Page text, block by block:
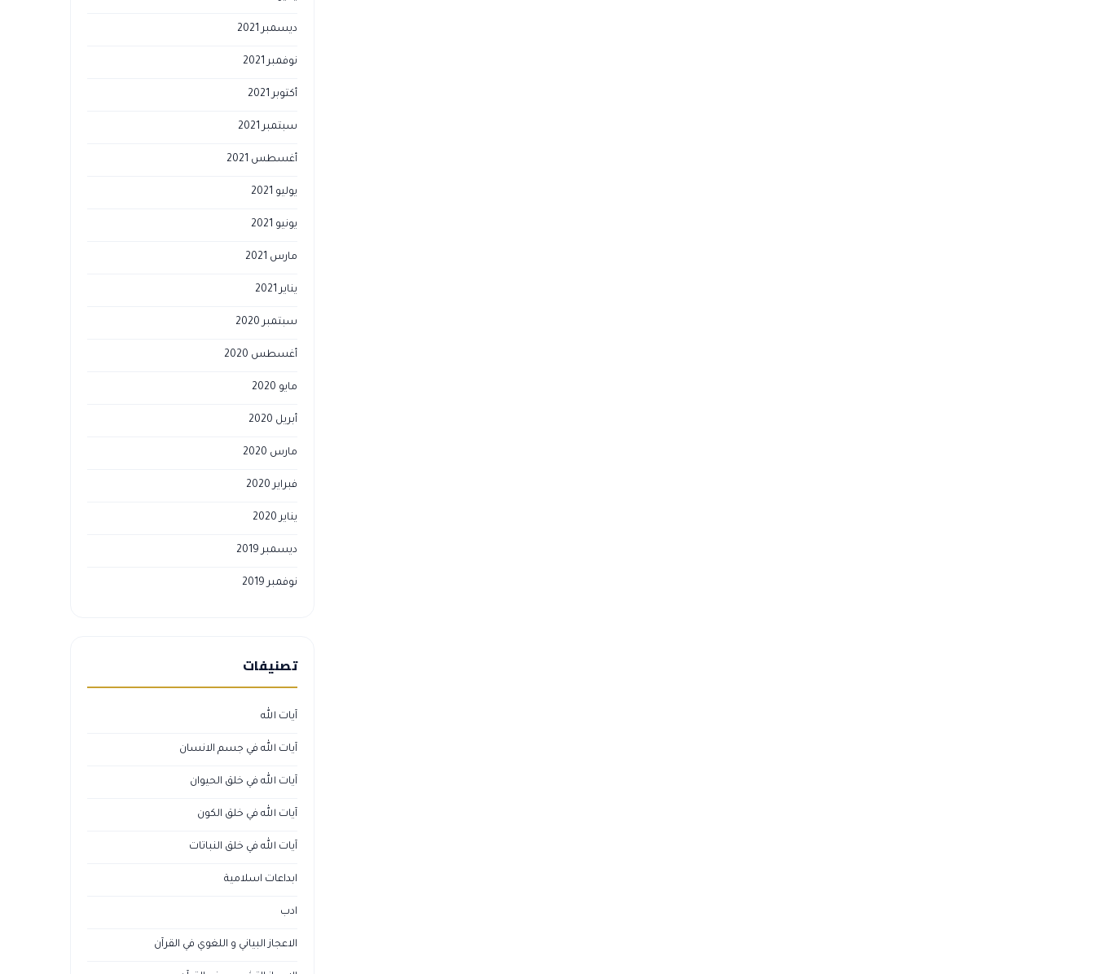
ديسمبر 2021
نوفمبر 2021
أكتوبر 2021
سبتمبر 2021
أغسطس 2021
يوليو 2021
يونيو 2021
مارس 2021
يناير 2021
سبتمبر 2020
أغسطس 2020
مايو 2020
أبريل 2020
مارس 2020
فبراير 2020
يناير 2020
ديسمبر 2019
نوفمبر 2019
تصنيفات
آيات الله
آيات الله في جسم الانسان
آيات الله في خلق الحيوان
آيات الله في خلق الكون
آيات الله في خلق النباتات
ابداعات اسلامية
ادب
الاعجاز البياني و اللغوي في القرآن